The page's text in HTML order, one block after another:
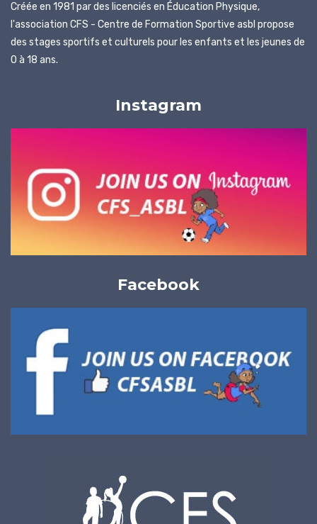
Créée en 1981 par des licenciés en Éducation Physique,
l'association CFS - Centre de Formation Sportive asbl propose
des stages sportifs et culturels pour les enfants et les jeunes de
0 à 18 ans.
Instagram
Facebook